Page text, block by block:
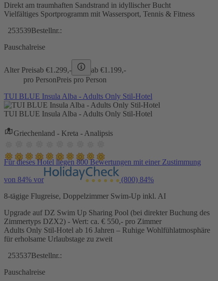
Direkt am traumhaften Sandstrand in idyllischer Bucht
Vielfältiges Sportprogramm mit Wassersport, Tennis & Fitness
253539Bestellnr.:
Pauschalreise
Alter Preisab €1.299,- ab €1.199,-
pro PersonPreis pro Person
TUI BLUE Insula Alba - Adults Only Stil-Hotel
TUI BLUE Insula Alba - Adults Only Stil-Hotel
Griechenland - Kreta - Analipsis
Für dieses Hotel liegen 800 Bewertungen mit einer Zustimmung
von 84% vor (800) 84%
8-tägige Flugreise, Doppelzimmer Swim-Up inkl. AI
Upgrade auf DZ Swim Up Sharing Pool (bei direkter Buchung des
Zimmertyps DZX2) - Wert: ca. € 550,- pro Zimmer
Adults Only Stil-Hotel ab 16 Jahren – Ruhige Wohlfühlatmosphäre
für erholsame Urlaubstage zu zweit
253537Bestellnr.:
Pauschalreise